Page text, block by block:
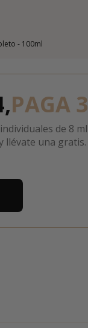
- 100ml
PAGA 3
de 8 ml
llévate una gratis.